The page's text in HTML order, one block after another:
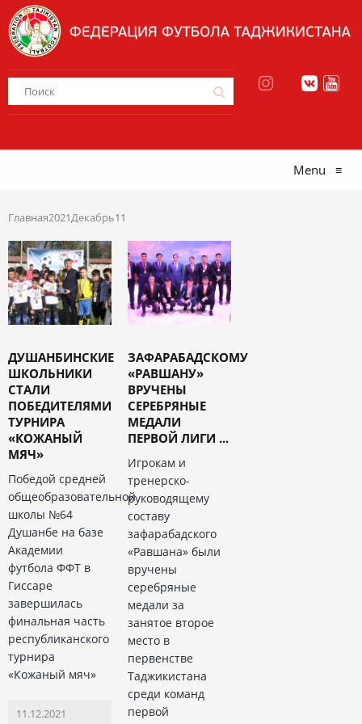
Menu ≡
Главная2021Декабрь11
ДУШАНБИНСКИЕ
ШКОЛЬНИКИ
СТАЛИ
ПОБЕДИТЕЛЯМИ
ТУРНИРА
«КОЖАНЫЙ
МЯЧ»
Победой средней
общеобразовательной
школы №64
Душанбе на базе
Академии
футбола ФФТ в
Гиссаре
завершилась
финальная часть
республиканского
турнира
«Кожаный мяч»
11.12.2021
ЗАФАРАБАДСКОМУ
«РАВШАНУ»
ВРУЧЕНЫ
СЕРЕБРЯНЫЕ
МЕДАЛИ
ПЕРВОЙ ЛИГИ ...
Игрокам и
тренерско-
руководящему
составу
зафарабадского
«Равшана» были
вручены
серебряные
медали за
занятое второе
место в
первенстве
Таджикистана
среди команд
первой